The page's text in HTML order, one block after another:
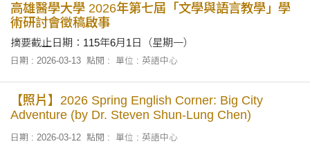
高雄醫學大學 2026年第七屆「文學與語言教學」學
術研討會徵稿啟事
摘要截止日期：115年6月1日（星期一）
日期 : 2026-03-13 點閱 : 單位 : 英語中心
【照片】2026 Spring English Corner: Big City
Adventure (by Dr. Steven Shun-Lung Chen)
日期 : 2026-03-12 點閱 : 單位 : 英語中心